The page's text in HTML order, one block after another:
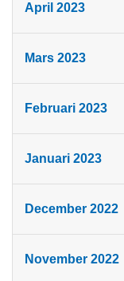
April 2023
Mars 2023
Februari 2023
Januari 2023
December 2022
November 2022